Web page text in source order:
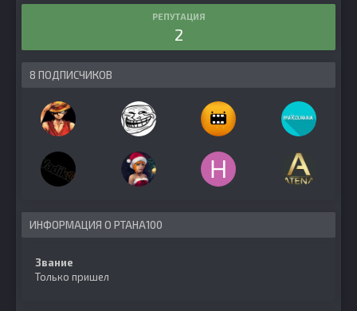
РЕПУТАЦИЯ
2
8 ПОДПИСЧИКОВ
ИНФОРМАЦИЯ О PTAHA100
Звание
Только пришел